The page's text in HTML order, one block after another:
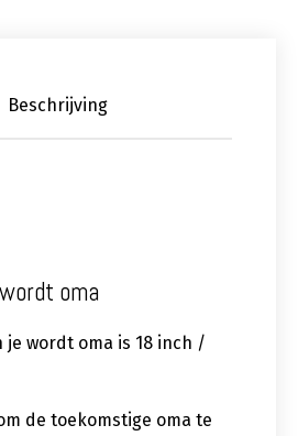
Beschrijving
oma
je wordt oma is 18 inch /
de toekomstige oma te